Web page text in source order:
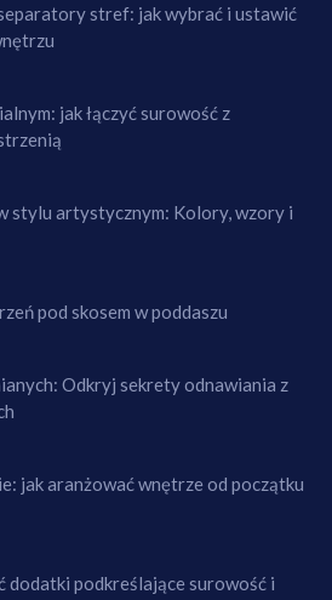
stref: jak wybrać i ustawić
jak łączyć surowość z
stylu artystycznym: Kolory, wzory i
pod skosem w poddaszu
Odkryj sekrety odnawiania z
jak aranżować wnętrze od początku
podkreślające surowość i